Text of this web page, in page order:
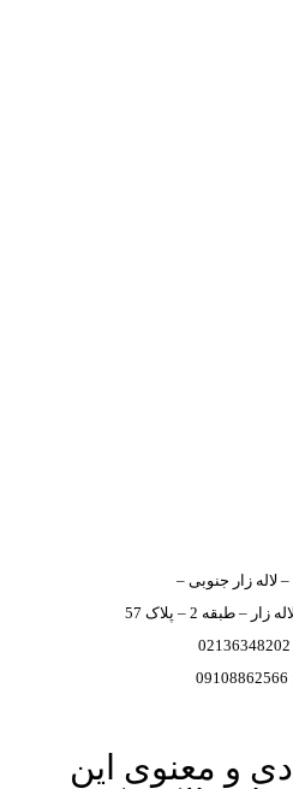
– لاله زار جنوبی –
– طبقه 2 – پلاک 57
و معنوی این